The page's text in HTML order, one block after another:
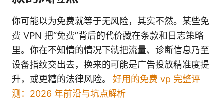
你可能以为免费就等于无风险，其实不然。某些免
费 VPN 把“免费”背后的代价藏在条款和日志策略
里。你在不知情的情况下就把流量、诊断信息乃至
设备指纹交出去，换来的可能是广告投放精准度提
升，或更糟的法律风险。 好用的免费 vp 完整评
测：2026 年前沿与坑点解析